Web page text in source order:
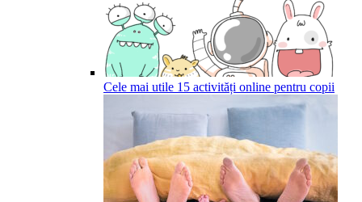
Cele mai utile 15 activități online pentru copii